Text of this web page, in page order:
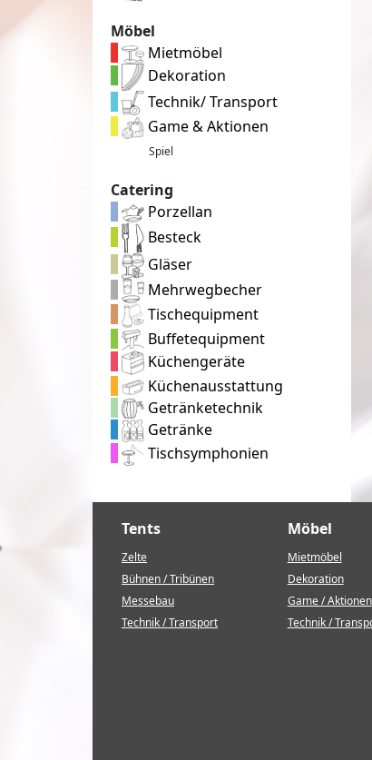
Möbel
Mietmöbel
Dekoration
Technik/ Transport
Game & Aktionen
Spiel
Catering
Porzellan
Besteck
Gläser
Mehrwegbecher
Tischequipment
Buffetequipment
Küchengeräte
Küchenausstattung
Getränketechnik
Getränke
Tischsymphonien
Tents
Zelte
Bühnen / Tribünen
Messebau
Technik / Transport
Möbel
Mietmöbel
Dekoration
Game / Aktionen
Technik /